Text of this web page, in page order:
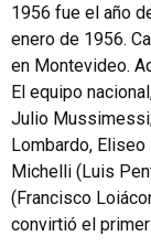
1956 fue el año
enero de 1956.
en Montevideo.
El equipo
Julio
Lombardo,
Michelli (Luis
(Francisco
convirtió el